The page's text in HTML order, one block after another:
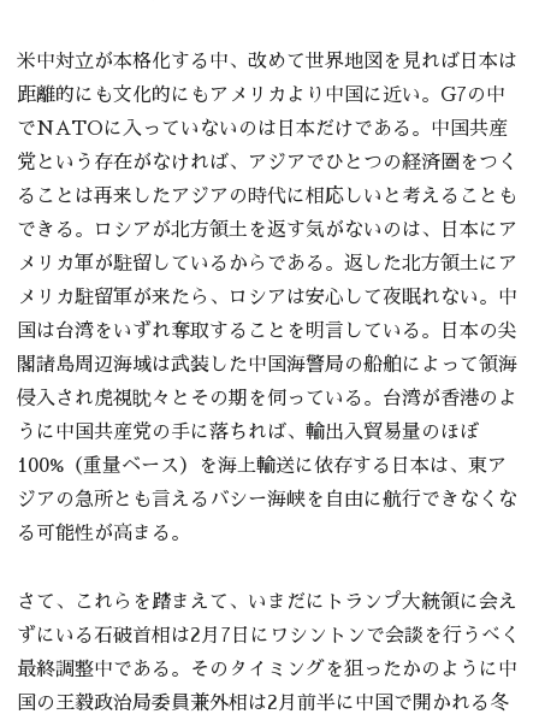
米中対立が本格化する中、改めて世界地図を見れば日本は
距離的にも文化的にもアメリカより中国に近い。G7の中
でNATOに入っていないのは日本だけである。中国共産
党という存在がなければ、アジアでひとつの経済圏をつく
ることは再来したアジアの時代に相応しいと考えることも
できる。ロシアが北方領土を返す気がないのは、日本にア
メリカ軍が駐留しているからである。返した北方領土にア
メリカ駐留軍が来たら、ロシアは安心して夜眠れない。中
国は台湾をいずれ奪取することを明言している。日本の尖
閣諸島周辺海域は武装した中国海警局の船舶によって領海
侵入され虎視眈々とその期を伺っている。台湾が香港のよ
うに中国共産党の手に落ちれば、輸出入貿易量のほぼ
100%（重量ベース）を海上輸送に依存する日本は、東ア
ジアの急所とも言えるバシー海峡を自由に航行できなくな
る可能性が高まる。
さて、これらを踏まえて、いまだにトランプ大統領に会え
ずにいる石破首相は2月7日にワシントンで会談を行うべく
最終調整中である。そのタイミングを狙ったかのように中
国の王毅政治局委員兼外相は2月前半に中国で開かれる冬